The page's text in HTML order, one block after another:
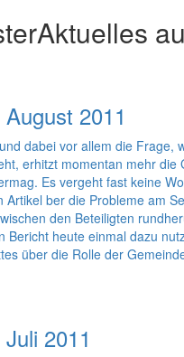
Aktuelles
2011
dabei vor allem die Frage,
erhitzt momentan mehr die
Es vergeht fast keine
Artikel ber die Probleme am
den Beteiligten
Bericht heute einmal dazu
über die Rolle der
2011